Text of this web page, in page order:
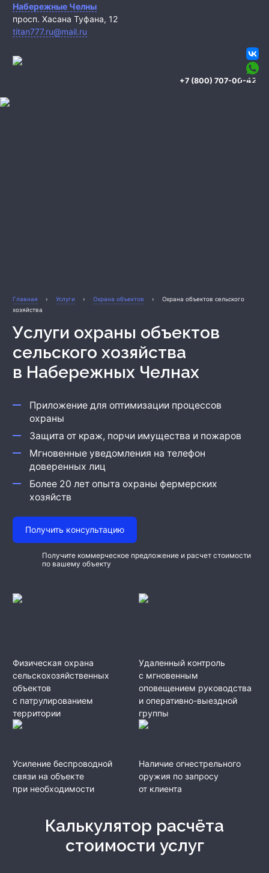
Набережные Челны
просп. Хасана Туфана, 12
titan777.ru@mail.ru
+7 (800) 707-00-42
Главная › Услуги › Охрана объектов ›
Охрана объектов сельского
хозяйства
Услуги охраны объектов
сельского хозяйства
в Набережных Челнах
Приложение для оптимизации процессов
охраны
Защита от краж, порчи имущества и пожаров
Мгновенные уведомления на телефон
доверенных лиц
Более 20 лет опыта охраны фермерских
хозяйств
Получить консультацию
Получите коммерческое предложение и расчет стоимости
по вашему объекту
Физическая охрана
сельскохозяйственных
объектов
с патрулированием
территории
Удаленный контроль
с мгновенным
оповещением руководства
и оперативно-выездной
группы
Усиление беспроводной
связи на объекте
при необходимости
Наличие огнестрельного
оружия по запросу
от клиента
Калькулятор расчёта
стоимости услуг